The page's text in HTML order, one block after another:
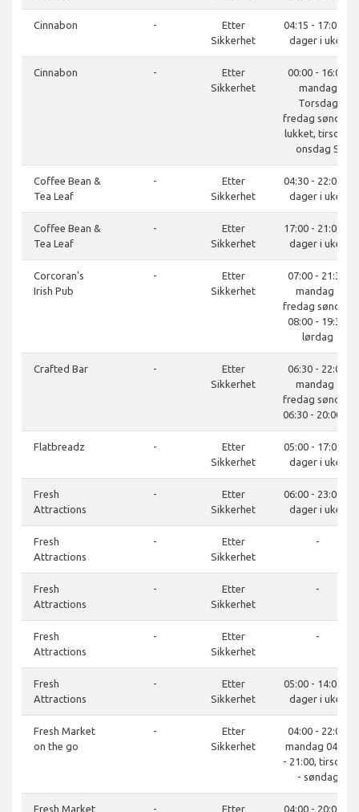
Cinnabon -
Etter
Sikkerhet
04:15 - 17:00, 7
dager i uken
Cinnabon -
Etter
Sikkerhet
00:00 - 16:00,
mandag
Torsdag
fredag søndag
lukket, tirsdag
onsdag S
Coffee Bean &
Tea Leaf
-
Etter
Sikkerhet
04:30 - 22:00, 7
dager i uken
Coffee Bean &
Tea Leaf
-
Etter
Sikkerhet
17:00 - 21:00, 7
dager i uken
Corcoran's
Irish Pub
-
Etter
Sikkerhet
07:00 - 21:30,
mandag -
fredag søndag
08:00 - 19:30,
lørdag
Crafted Bar -
Etter
Sikkerhet
06:30 - 22:00,
mandag -
fredag søndag
06:30 - 20:00, S
Flatbreadz -
Etter
Sikkerhet
05:00 - 17:00, 7
dager i uken
Fresh
Attractions
-
Etter
Sikkerhet
06:00 - 23:00, 7
dager i uken
Fresh
Attractions
-
Etter
Sikkerhet
-
Fresh
Attractions
-
Etter
Sikkerhet
-
Fresh
Attractions
-
Etter
Sikkerhet
-
Fresh
Attractions
-
Etter
Sikkerhet
05:00 - 14:00, 7
dager i uken
Fresh Market
on the go
-
Etter
Sikkerhet
04:00 - 22:00,
mandag 04:00
- 21:00, tirsdag
- søndag
Fresh Market - Etter 04:00 - 20:00, 7